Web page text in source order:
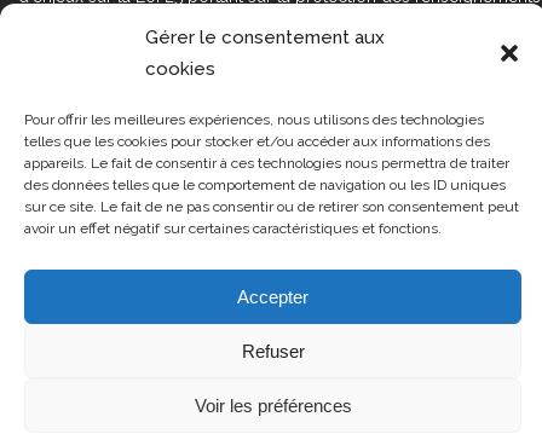
Gérer le consentement aux
cookies
Pour offrir les meilleures expériences, nous utilisons des technologies
telles que les cookies pour stocker et/ou accéder aux informations des
appareils. Le fait de consentir à ces technologies nous permettra de traiter
des données telles que le comportement de navigation ou les ID uniques
sur ce site. Le fait de ne pas consentir ou de retirer son consentement peut
avoir un effet négatif sur certaines caractéristiques et fonctions.
Accepter
Refuser
Voir les préférences
personnels dans le secteur privé, veuillez communiquer avec
nous à l'adresse courriel suivant : loi25@cprmv.org Pour en savoir
Tous droits réservés @2019 CPRMV
| Centre de prévention de la
radicalisation menant à la violence
(CPRMV)